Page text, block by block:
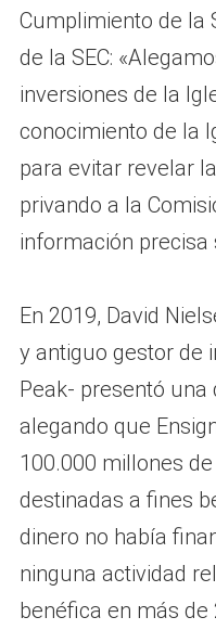
Cumplimiento de la
de la SEC:
inversiones de la
conocimiento de la
para evitar revelar
privando a la
información precisa
En 2019, David
y antiguo gestor de
Peak- presentó una
alegando que
100.000 millones
destinadas a fines
dinero no había
ninguna actividad
benéfica en más de